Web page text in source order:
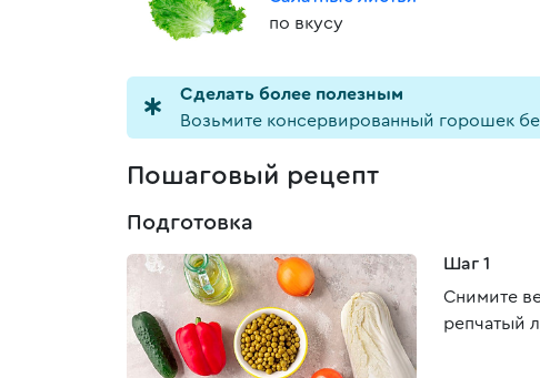
по вкусу
Cделать более полезным
Возьмите консервированный горошек
Пошаговый рецепт
Подготовка
Шаг 1
Снимите
репчатый